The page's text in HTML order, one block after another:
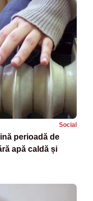
Social
perioadă de
apă caldă și